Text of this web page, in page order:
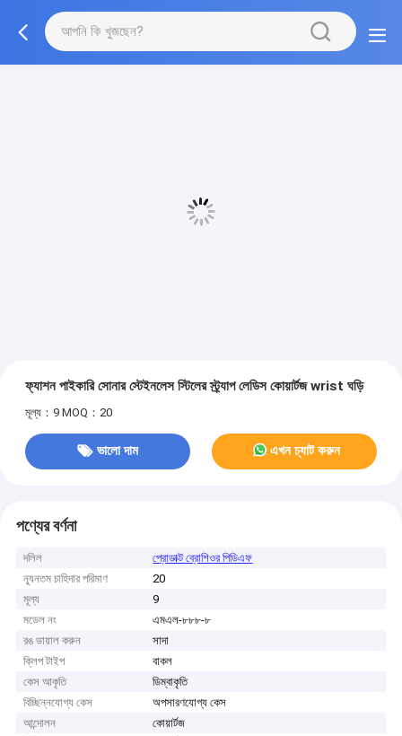
ফ্যাশন পাইকারি সোনার স্টেইনলেস স্টিলের স্ট্র্যাপ লেডিস কোয়ার্টজ wrist ঘড়ি
মূল্য：9 MOQ：20
ভালো দাম এখন চ্যাট করুন
পণ্যের বর্ণনা
দলিল
প্রোডাক্ট ব্রোশিওর পিডিএফ
ন্যূনতম চাহিদার পরিমাণ
20
মূল্য
9
মডেল নং
এমএল-৮৮৮-৮
রঙ ডায়াল করুন
সাদা
ক্লিপ টাইপ
বাকল
কেস আকৃতি
ডিম্বাকৃতি
বিচ্ছিন্নযোগ্য কেস
অপসারণযোগ্য কেস
আন্দোলন
কোয়ার্টজ